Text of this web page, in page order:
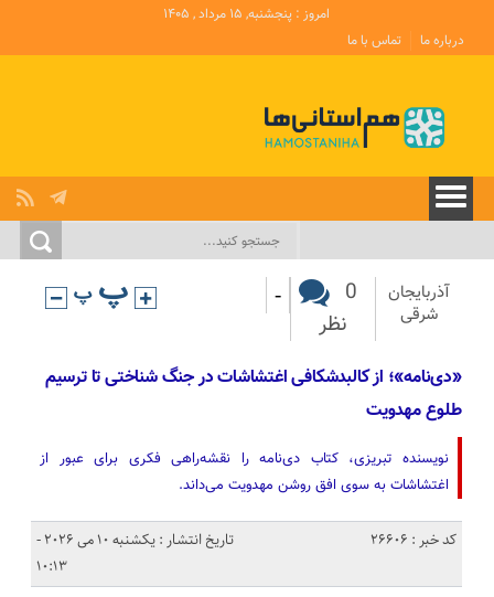
امروز : پنجشنبه, ۱۵ مرداد , ۱۴۰۵
درباره ما
تماس با ما
آذربایجان‌
شرقی
0
نظر
-
«دی‌نامه»؛ از کالبدشکافی اغتشاشات در جنگ شناختی تا ترسیم
طلوع مهدویت
نویسنده تبریزی، کتاب دی‌نامه را نقشه‌راهی فکری برای عبور از
اغتشاشات به سوی افق روشن مهدویت می‌داند.
کد خبر : 26606
تاریخ انتشار : یکشنبه 10 می 2026 -
10:13